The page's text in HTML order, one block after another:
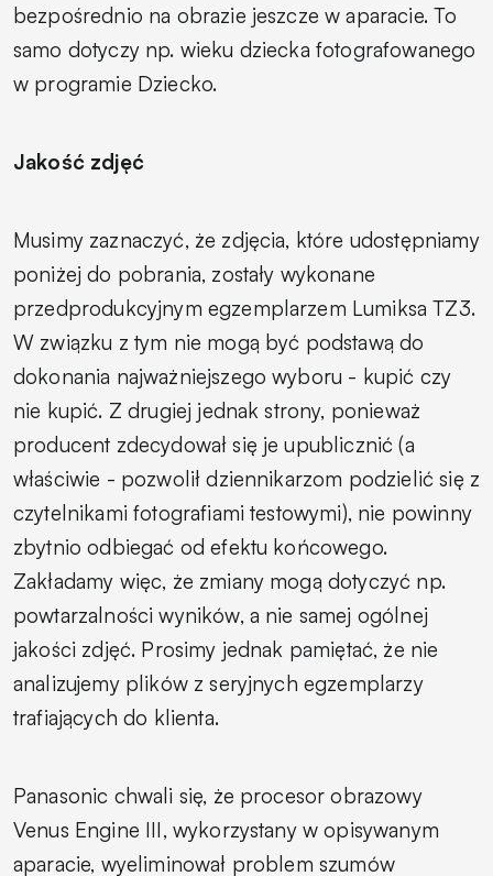
bezpośrednio na obrazie jeszcze w aparacie. To
samo dotyczy np. wieku dziecka fotografowanego
w programie Dziecko.
Jakość zdjęć
Musimy zaznaczyć, że zdjęcia, które udostępniamy
poniżej do pobrania, zostały wykonane
przedprodukcyjnym egzemplarzem Lumiksa TZ3.
W związku z tym nie mogą być podstawą do
dokonania najważniejszego wyboru - kupić czy
nie kupić. Z drugiej jednak strony, ponieważ
producent zdecydował się je upublicznić (a
właściwie - pozwolił dziennikarzom podzielić się z
czytelnikami fotografiami testowymi), nie powinny
zbytnio odbiegać od efektu końcowego.
Zakładamy więc, że zmiany mogą dotyczyć np.
powtarzalności wyników, a nie samej ogólnej
jakości zdjęć. Prosimy jednak pamiętać, że nie
analizujemy plików z seryjnych egzemplarzy
trafiających do klienta.
Panasonic chwali się, że procesor obrazowy
Venus Engine III, wykorzystany w opisywanym
aparacie, wyeliminował problem szumów